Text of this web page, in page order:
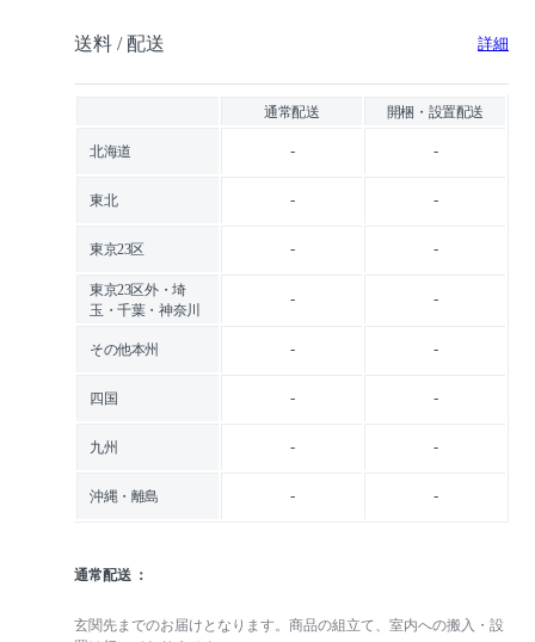
送料 / 配送 詳細
通常配送 開梱・設置配送
北海道 - -
東北 - -
東京23区 - -
東京23区外・埼
玉・千葉・神奈川
- -
その他本州 - -
四国 - -
九州 - -
沖縄・離島 - -
通常配送
玄関先までのお届けとなります。商品の組立て、室内への搬入・設